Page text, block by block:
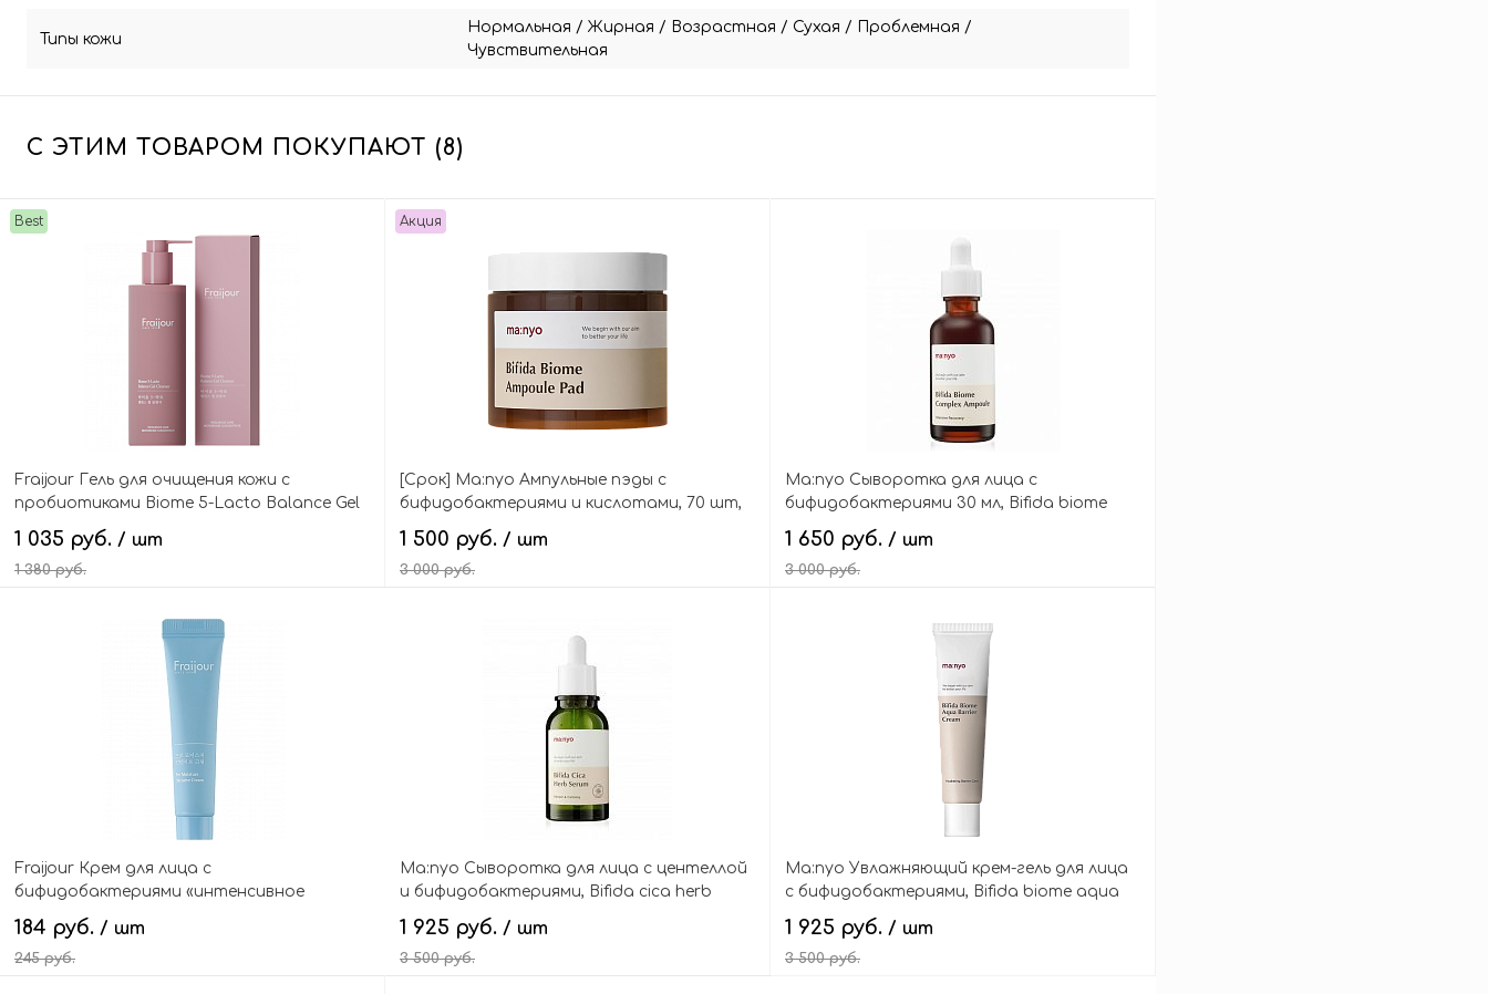
Типы кожи
Нормальная / Жирная / Возрастная / Сухая / Проблемная /
Чувствительная
С ЭТИМ ТОВАРОМ ПОКУПАЮТ (8)
Best
Fraijour Гель для очищения кожи с
пробиотиками Biome 5-Lacto Balance Gel
Cleanser
1 035 руб. / шт
1 380 руб.
В корзину
Акция
[Срок] Ma:nyo Ампульные пэды с
бифидобактериями и кислотами, 70 шт,
Bifida Biome Ampoule Pad
1 500 руб. / шт
3 000 руб.
В корзину
Ma:nyo Сыворотка для лица с
бифидобактериями 30 мл, Bifida biome
complex ampoule intensive recovery 30 ml
1 650 руб. / шт
3 000 руб.
В корзину
Fraijour Крем для лица с
бифидобактериями «интенсивное
питание» (мини) Pro-moisture intensive
cream mini
184 руб. / шт
245 руб.
Ma:nyo Сыворотка для лица c центеллой
и бифидобактериями, Bifida cica herb
serum
1 925 руб. / шт
3 500 руб.
Ma:nyo Увлажняющий крем-гель для лица
с бифидобактериями, Bifida biome aqua
barrier cream
1 925 руб. / шт
3 500 руб.